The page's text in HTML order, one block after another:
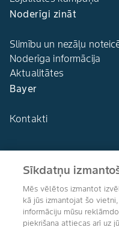
Noderīgi zināt
Slimību un nezāļu
Noderīga informācija
Aktualitātes
Bayer
Kontakti
Latvija
Sīkdatņu
Mēs vēlētos izmantot
kā jūs izmantojat šo
informāciju mūsu
piekrišana attiecas arī uz